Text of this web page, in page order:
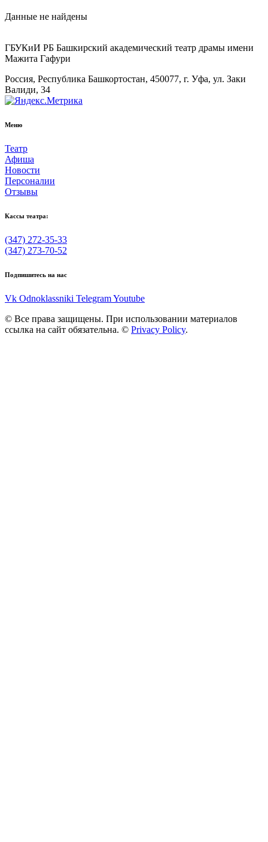
Данные не найдены
ГБУКиИ РБ Башкирский академический театр драмы имени
Мажита Гафури
Россия, Республика Башкортостан, 450077, г. Уфа, ул. Заки
Валиди, 34
Меню
Театр
Афиша
Новости
Персоналии
Отзывы
Кассы театра:
(347) 272-35-33
(347) 273-70-52
Подпишитесь на нас
Vk Odnoklassniki TelegramYoutube
© Все права защищены. При использовании материалов
ссылка на сайт обязательна. © Privacy Policy.